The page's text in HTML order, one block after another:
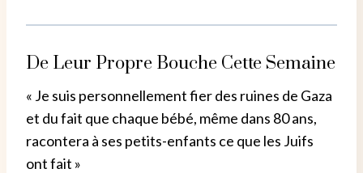
De Leur Propre Bouche Cette Semaine
« Je suis personnellement fier des ruines de Gaza
et du fait que chaque bébé, même dans 80 ans,
racontera à ses petits-enfants ce que les Juifs
ont fait »